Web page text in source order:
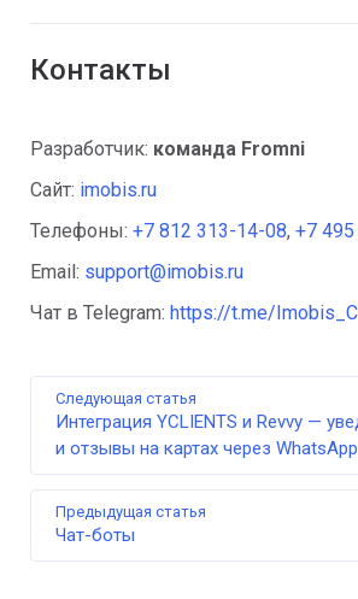
Контакты
Разработчик: команда Fromni
Сайт: imobis.ru
Телефоны: +7 812 313-14-08, +7
Email: support@imobis.ru
Чат в Telegram: https://t.me/
Предыдущая статья
Чат-боты
Следующая статья
Интеграция YCLIENTS и Revvy —
и отзывы на картах через WhatsApp